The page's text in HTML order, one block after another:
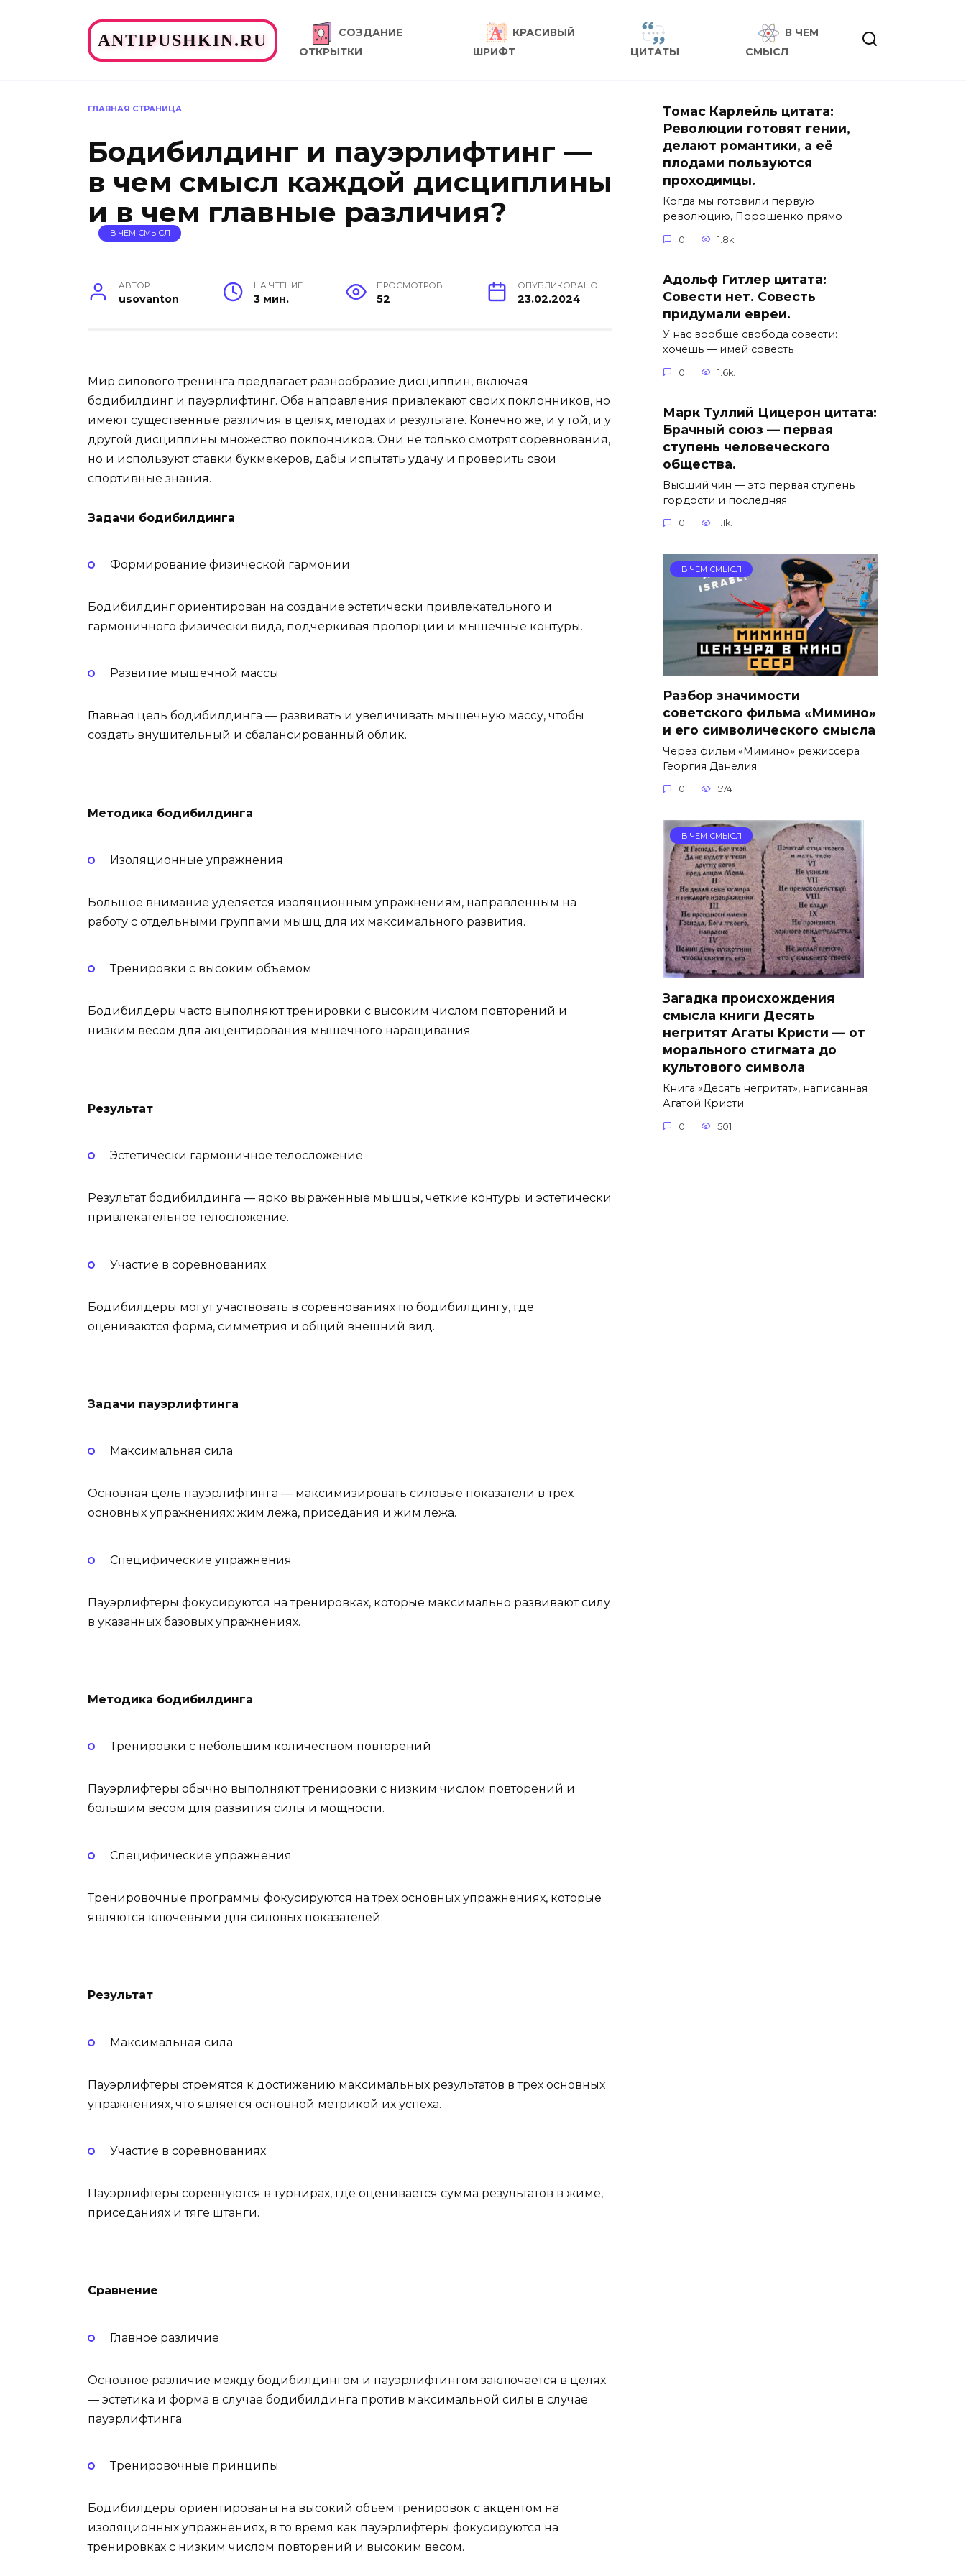
ANTIPUSHKIN.RU
СОЗДАНИЕ
ОТКРЫТКИ
КРАСИВЫЙ
ШРИФТ
ЦИТАТЫ
В ЧЕМ
СМЫСЛ
ГЛАВНАЯ СТРАНИЦА
Бодибилдинг и пауэрлифтинг —
в чем смысл каждой дисциплины
и в чем главные различия?
В ЧЕМ СМЫСЛ
АВТОР
usovanton
НА ЧТЕНИЕ
3 мин.
ПРОСМОТРОВ
52
ОПУБЛИКОВАНО
23.02.2024
Мир силового тренинга предлагает разнообразие дисциплин, включая
бодибилдинг и пауэрлифтинг. Оба направления привлекают своих поклонников, но
имеют существенные различия в целях, методах и результате. Конечно же, и у той, и у
другой дисциплины множество поклонников. Они не только смотрят соревнования,
но и используютставки букмекеров, дабы испытать удачу и проверить свои
спортивные знания.
Задачи бодибилдинга
Формирование физической гармонии
Бодибилдинг ориентирован на создание эстетически привлекательного и
гармоничного физически вида, подчеркивая пропорции и мышечные контуры.
Развитие мышечной массы
Главная цель бодибилдинга — развивать и увеличивать мышечную массу, чтобы
создать внушительный и сбалансированный облик.
Методика бодибилдинга
Изоляционные упражнения
Большое внимание уделяется изоляционным упражнениям, направленным на
работу с отдельными группами мышц для их максимального развития.
Тренировки с высоким объемом
Бодибилдеры часто выполняют тренировки с высоким числом повторений и
низким весом для акцентирования мышечного наращивания.
Результат
Эстетически гармоничное телосложение
Результат бодибилдинга — ярко выраженные мышцы, четкие контуры и эстетически
привлекательное телосложение.
Участие в соревнованиях
Бодибилдеры могут участвовать в соревнованиях по бодибилдингу, где
оцениваются форма, симметрия и общий внешний вид.
Задачи пауэрлифтинга
Максимальная сила
Основная цель пауэрлифтинга — максимизировать силовые показатели в трех
основных упражнениях: жим лежа, приседания и жим лежа.
Специфические упражнения
Пауэрлифтеры фокусируются на тренировках, которые максимально развивают силу
в указанных базовых упражнениях.
Методика бодибилдинга
Тренировки с небольшим количеством повторений
Пауэрлифтеры обычно выполняют тренировки с низким числом повторений и
большим весом для развития силы и мощности.
Специфические упражнения
Тренировочные программы фокусируются на трех основных упражнениях, которые
являются ключевыми для силовых показателей.
Результат
Максимальная сила
Пауэрлифтеры стремятся к достижению максимальных результатов в трех основных
упражнениях, что является основной метрикой их успеха.
Участие в соревнованиях
Пауэрлифтеры соревнуются в турнирах, где оценивается сумма результатов в жиме,
приседаниях и тяге штанги.
Сравнение
Главное различие
Основное различие между бодибилдингом и пауэрлифтингом заключается в целях
— эстетика и форма в случае бодибилдинга против максимальной силы в случае
пауэрлифтинга.
Тренировочные принципы
Бодибилдеры ориентированы на высокий объем тренировок с акцентом на
изоляционных упражнениях, в то время как пауэрлифтеры фокусируются на
тренировках с низким числом повторений и высоким весом.
Томас Карлейль цитата:
Революции готовят гении,
делают романтики, а её
плодами пользуются
проходимцы.
Когда мы готовили первую
революцию, Порошенко прямо
0 1.8k.
Адольф Гитлер цитата:
Совести нет. Совесть
придумали евреи.
У нас вообще свобода совести:
хочешь — имей совесть
0 1.6k.
Марк Туллий Цицерон цитата:
Брачный союз — первая
ступень человеческого
общества.
Высший чин — это первая ступень
гордости и последняя
0 1.1k.
В ЧЕМ СМЫСЛ
Разбор значимости
советского фильма «Мимино»
и его символического смысла
Через фильм «Мимино» режиссера
Георгия Данелия
0 574
В ЧЕМ СМЫСЛ
Загадка происхождения
смысла книги Десять
негритят Агаты Кристи — от
морального стигмата до
культового символа
Книга «Десять негритят», написанная
Агатой Кристи
0 501